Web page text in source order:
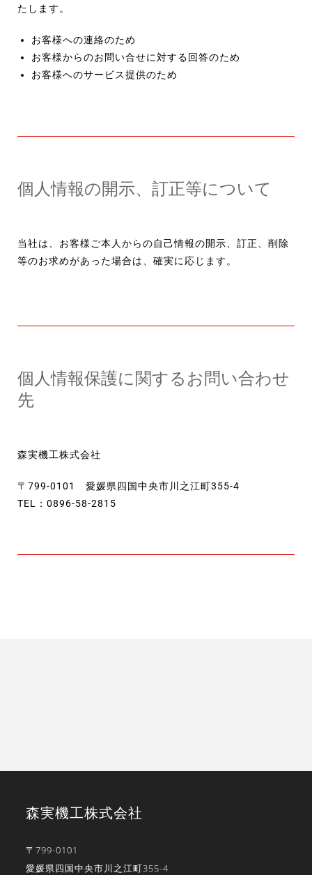
たします。
お客様への連絡のため
お客様からのお問い合せに対する回答のため
お客様へのサービス提供のため
個人情報の開示、訂正等について
当社は、お客様ご本人からの自己情報の開示、訂正、削除
等のお求めがあった場合は、確実に応じます。
個人情報保護に関するお問い合わせ
先
森実機工株式会社
〒799-0101 愛媛県四国中央市川之江町355-4
TEL：0896-58-2815
森実機工株式会社
〒799-0101
愛媛県四国中央市川之江町355-4